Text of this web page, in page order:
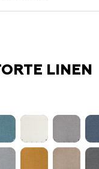
LINEN